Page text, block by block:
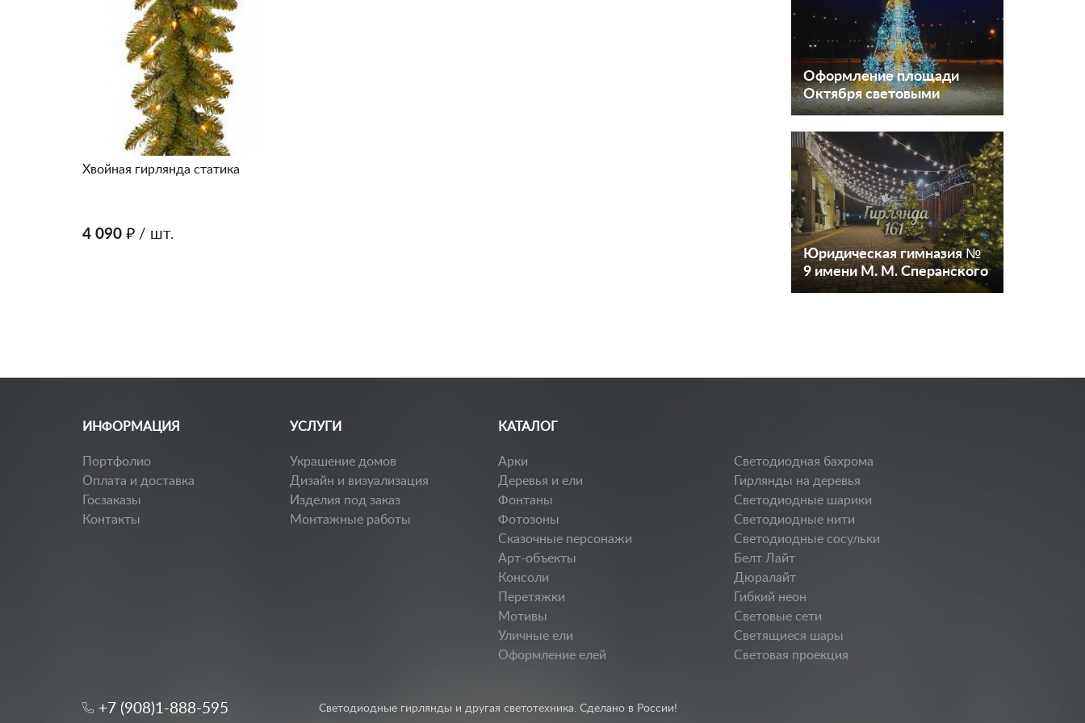
Оформление площади
Октября световыми
ёлочками
Юридическая гимназия №
9 имени М. М. Сперанского
Хвойная гирлянда статика
4 090 ₽ / шт.
ИНФОРМАЦИЯ
Портфолио
Оплата и доставка
Госзаказы
Контакты
УСЛУГИ
Украшение домов
Дизайн и визуализация
Изделия под заказ
Монтажные работы
КАТАЛОГ
Арки
Деревья и ели
Фонтаны
Фотозоны
Сказочные персонажи
Арт-объекты
Консоли
Перетяжки
Мотивы
Уличные ели
Оформление елей
Светодиодная бахрома
Гирлянды на деревья
Светодиодные шарики
Светодиодные нити
Светодиодные сосульки
Белт Лайт
Дюралайт
Гибкий неон
Световые сети
Светящиеся шары
Световая проекция
+7 (908)1-888-595 Светодиодные гирлянды и другая светотехника. Сделано в России!